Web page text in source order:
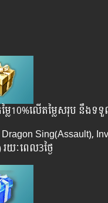
លៃ10%លើតម្លៃសរុប នឹងទ
Sing(Assault),
យៈពេល​3ថ្ងៃ